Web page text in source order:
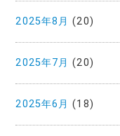
2025年8月 (20)
2025年7月 (20)
2025年6月 (18)